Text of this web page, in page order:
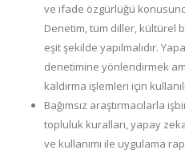
ve ifade özgürlüğü
Denetim, tüm diller, kültürel
eşit şekilde yapılmalıdır.
denetimine yönlendirmek
kaldırma işlemleri için
Bağımsız araştırmacılarla
topluluk kuralları, yapay
ve kullanımı ile uygulama